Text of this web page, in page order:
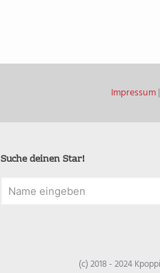
Impressum
Suche deinen Star!
(c) 2018 - 2024